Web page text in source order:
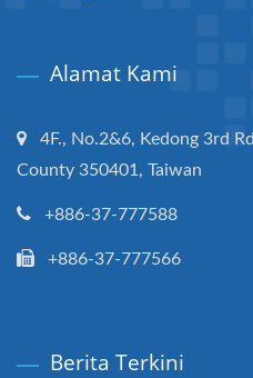
Alamat Kami
4F., No.2&6, Kedong 3rd
County 350401, Taiwan
+886-37-777588
+886-37-777566
Berita Terkini